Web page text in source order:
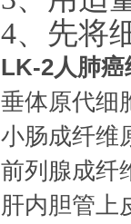
4、 先将
LK-2人肺癌
垂体原代细
小肠成纤维
前列腺成纤
肝内胆管上